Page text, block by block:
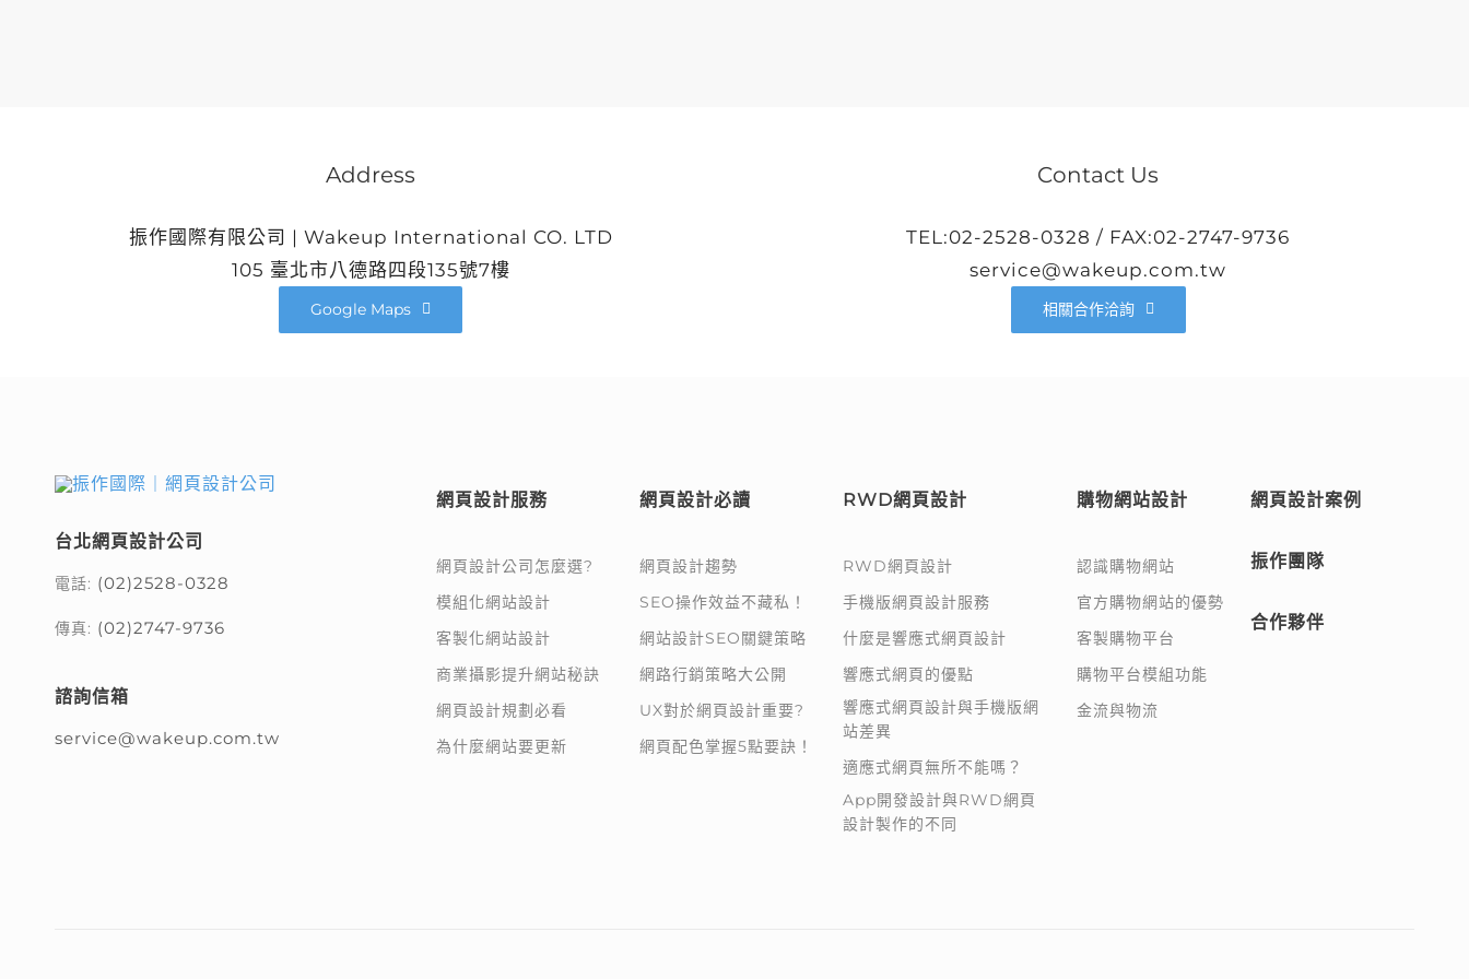
Address
振作國際有限公司 | Wakeup International CO. LTD
105 臺北市八德路四段135號7樓
Google Maps
Contact Us
TEL:02-2528-0328 / FAX:02-2747-9736
service@wakeup.com.tw
相關合作洽詢
台北網頁設計公司
電話: (02)2528-0328
傳真: (02)2747-9736
諮詢信箱
service@wakeup.com.tw
網頁設計服務
網頁設計公司怎麼選?
模組化網站設計
客製化網站設計
商業攝影提升網站秘訣
網頁設計規劃必看
為什麼網站要更新
網頁設計必讀
網頁設計趨勢
SEO操作效益不藏私！
網站設計SEO關鍵策略
網路行銷策略大公開
UX對於網頁設計重要?
網頁配色掌握5點要訣！
RWD網頁設計
RWD網頁設計
手機版網頁設計服務
什麼是響應式網頁設計
響應式網頁的優點
響應式網頁設計與手機版網
站差異
適應式網頁無所不能嗎？
App開發設計與RWD網頁
設計製作的不同
購物網站設計
認識購物網站
官方購物網站的優勢
客製購物平台
購物平台模組功能
金流與物流
網頁設計案例
振作團隊
合作夥伴